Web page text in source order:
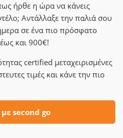
ήρθε η ώρα να κάνεις
Αντάλλαξε την παλιά σου
σε ένα πιο πρόσφατο
και 900€!
certified μεταχειρισμένες
τιμές και κάνε την πιο
second go